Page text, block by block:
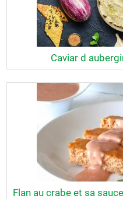
Caviar d
Flan au crabe et sa